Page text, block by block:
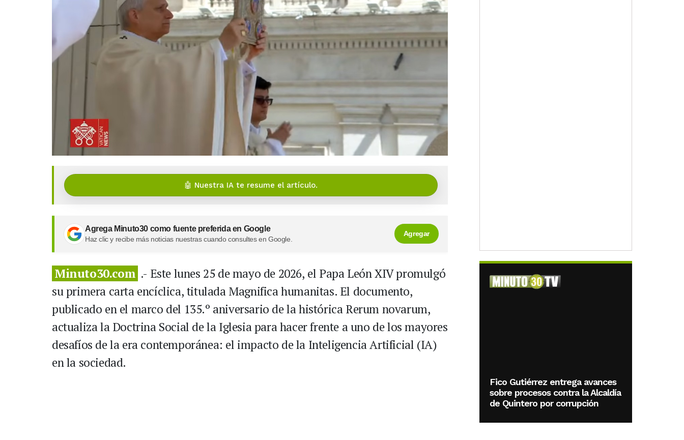
🤖 Nuestra IA te resume el artículo.
Agrega Minuto30 como fuente preferida en Google
Haz clic y recibe más noticias nuestras cuando consultes en Google.
Agregar
Minuto30.com .- Este lunes 25 de mayo de 2026, el Papa León XIV promulgó
su primera carta encíclica, titulada Magnifica humanitas. El documento,
publicado en el marco del 135.º aniversario de la histórica Rerum novarum,
actualiza la Doctrina Social de la Iglesia para hacer frente a uno de los mayores
desafíos de la era contemporánea: el impacto de la Inteligencia Artificial (IA)
en la sociedad.
Fico Gutiérrez entrega avances
sobre procesos contra la Alcaldía
de Quintero por corrupción